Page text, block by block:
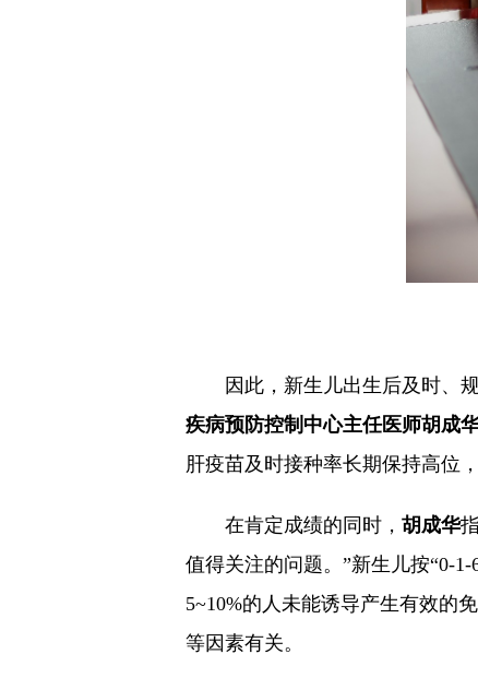
因此，新生儿出生后及时、
疾病预防控制中心主任医师胡成
肝疫苗及时接种率长期保持高位
在肯定成绩的同时， 胡成华
值得关注的问题。”新生儿按“0-
5~10%的人未能诱导产生有效的
等因素有关。